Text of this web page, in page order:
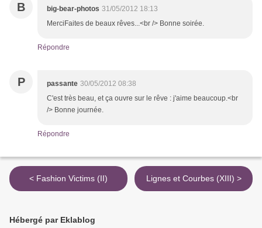
B big-bear-photos 31/05/2012 18:13
MerciFaites de beaux rêves...<br /> Bonne soirée.
Répondre
P passante 30/05/2012 08:38
C'est très beau, et ça ouvre sur le rêve : j'aime beaucoup.<br
/> Bonne journée.
Répondre
< Fashion Victims (II) Lignes et Courbes (XIII) >
Hébergé par Eklablog